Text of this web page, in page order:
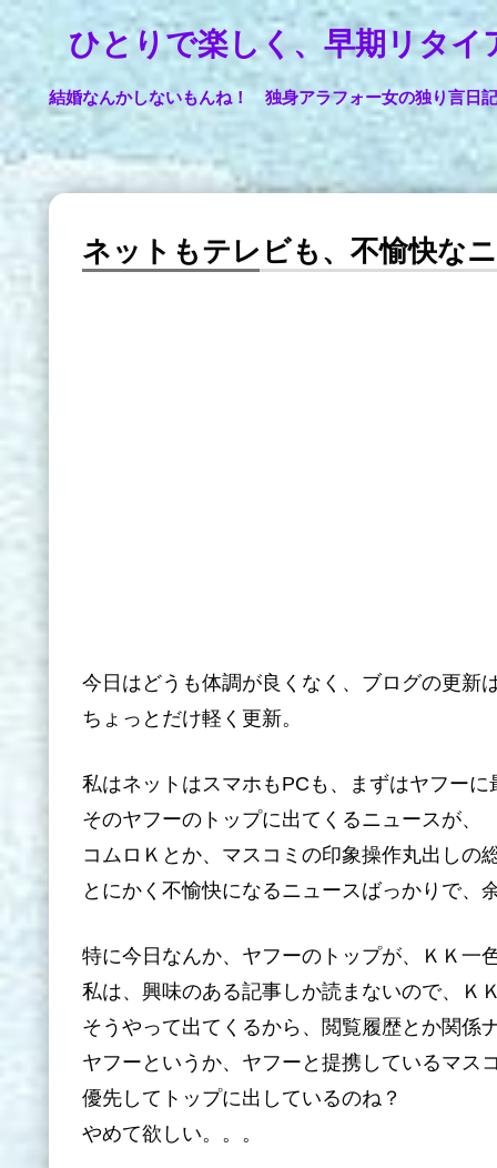
ひとりで楽しく、早期リタイ
結婚なんかしないもんね！ 独身アラフォー女の独り言日
ネットもテレビも、不愉快な
今日はどうも体調が良くなく、ブログの更新
ちょっとだけ軽く更新。
私はネットはスマホもPCも、まずはヤフー
そのヤフーのトップに出てくるニュースが、
コムロＫとか、マスコミの印象操作丸出しの
とにかく不愉快になるニュースばっかりで、
特に今日なんか、ヤフーのトップが、ＫＫ一
私は、興味のある記事しか読まないので、Ｋ
そうやって出てくるから、閲覧履歴とか関係
ヤフーというか、ヤフーと提携しているマス
優先してトップに出しているのね？
やめて欲しい。。。